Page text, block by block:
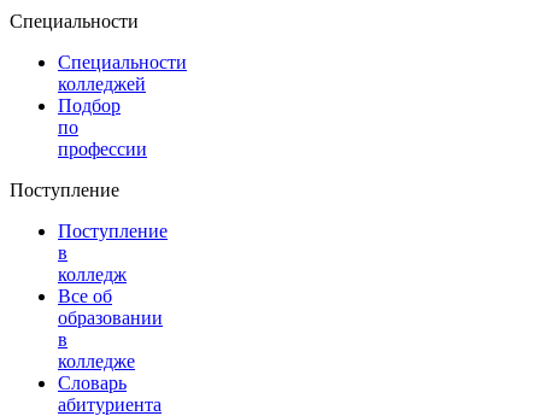
Специальности
Специальности
колледжей
Подбор
по
профессии
Поступление
Поступление
в
колледж
Все об
образовании
в
колледже
Словарь
абитуриента